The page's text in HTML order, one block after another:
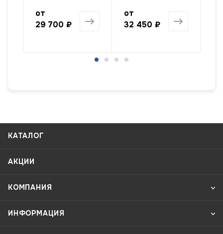
от
29 700 ₽
от
32 450 ₽
КАТАЛОГ
АКЦИИ
КОМПАНИЯ
ИНФОРМАЦИЯ